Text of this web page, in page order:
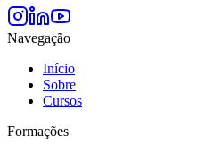
Navegação
Início
Sobre
Cursos
Formações